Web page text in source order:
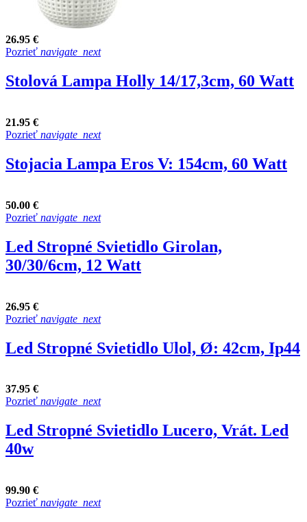
26.95 €
Pozrieť navigate_next
Stolová Lampa Holly 14/17,3cm, 60 Watt
21.95 €
Pozrieť navigate_next
Stojacia Lampa Eros V: 154cm, 60 Watt
50.00 €
Pozrieť navigate_next
Led Stropné Svietidlo Girolan,
30/30/6cm, 12 Watt
26.95 €
Pozrieť navigate_next
Led Stropné Svietidlo Ulol, Ø: 42cm, Ip44
37.95 €
Pozrieť navigate_next
Led Stropné Svietidlo Lucero, Vrát. Led
40w
99.90 €
Pozrieť navigate_next